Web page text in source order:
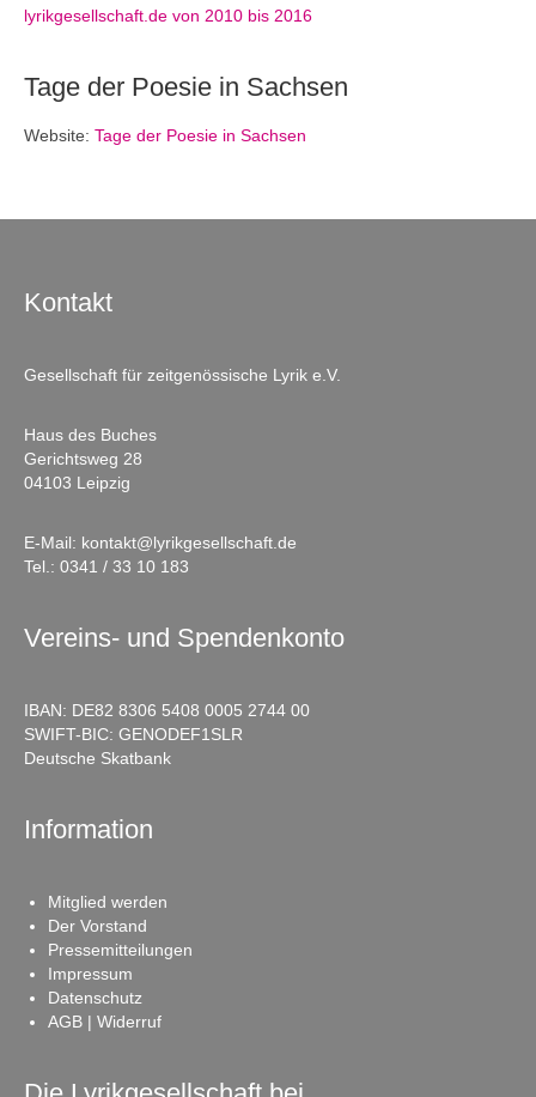
lyrikgesellschaft.de von 2010 bis 2016
Tage der Poesie in Sachsen
Website: Tage der Poesie in Sachsen
Kontakt
Gesellschaft für zeitgenössische Lyrik e.V.
Haus des Buches
Gerichtsweg 28
04103 Leipzig
E-Mail: kontakt@lyrikgesellschaft.de
Tel.: 0341 / 33 10 183
Vereins- und Spendenkonto
IBAN: DE82 8306 5408 0005 2744 00
SWIFT-BIC: GENODEF1SLR
Deutsche Skatbank
Information
Mitglied werden
Der Vorstand
Pressemitteilungen
Impressum
Datenschutz
AGB | Widerruf